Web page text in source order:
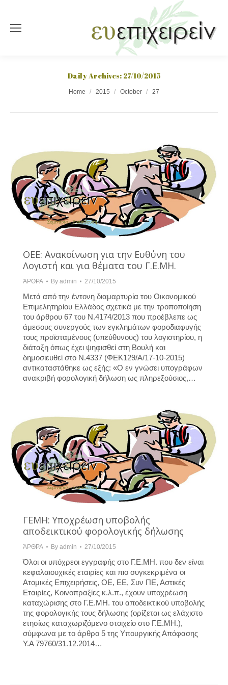
Daily Archives: 27/10/2015
Home 2015 October 27
ΟΕΕ: Ανακοίνωση για την Ευθύνη του
Λογιστή και για θέματα του Γ.Ε.ΜΗ.
ΆΡΘΡΑ By admin 27/10/2015
Μετά από την έντονη διαμαρτυρία του Οικονομικού
Επιμελητηρίου Ελλάδος σχετικά με την τροποποίηση
του άρθρου 67 του Ν.4174/2013 που προέβλεπε ως
άμεσους συνεργούς των εγκλημάτων φοροδιαφυγής
τους προϊσταμένους (υπεύθυνους) του λογιστηρίου, η
διάταξη όπως έχει ψηφισθεί στη Βουλή και
δημοσιευθεί στο Ν.4337 (ΦΕΚ129/Α/17-10-2015)
αντικαταστάθηκε ως εξής: «Ο εν γνώσει υπογράφων
ανακριβή φορολογική δήλωση ως πληρεξούσιος,…
ΓΕΜΗ: Υποχρέωση υποβολής
αποδεικτικού φορολογικής δήλωσης
ΆΡΘΡΑ By admin 27/10/2015
Όλοι οι υπόχρεοι εγγραφής στο Γ.Ε.ΜΗ. που δεν είναι
κεφαλαιουχικές εταιρίες και πιο συγκεκριμένα οι
Ατομικές Επιχειρήσεις, ΟΕ, ΕΕ, Συν ΠΕ, Αστικές
Εταιρίες, Κοινοπραξίες κ.λ.π., έχουν υποχρέωση
καταχώρισης στο Γ.Ε.ΜΗ. του αποδεικτικού υποβολής
της φορολογικής τους δήλωσης (ορίζεται ως ελάχιστο
ετησίως καταχωριζόμενο στοιχείο στο Γ.Ε.ΜΗ.),
σύμφωνα με το άρθρο 5 της Υπουργικής Απόφασης
Υ.Α 79760/31.12.2014…